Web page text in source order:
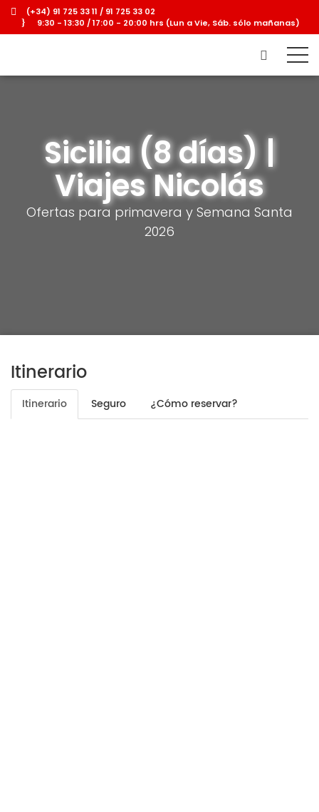
(+34) 91 725 33 11 / 91 725 33 02
9:30 - 13:30 / 17:00 - 20:00 hrs (Lun a Vie, Sáb. sólo mañanas)
Sicilia (8 días) |
Viajes Nicolás
Ofertas para primavera y Semana Santa
2026
Itinerario
Itinerario Seguro ¿Cómo reservar?